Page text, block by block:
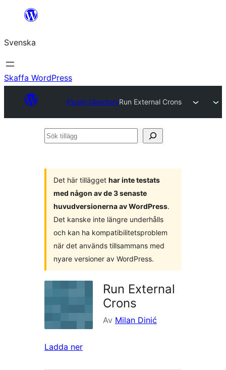
Hoppa
innehåll
Svenska
Skaffa WordPress
Plugin DirectoryRun External Crons
Sök
Det här tillägget har inte testats
med någon av de 3 senaste
huvudversionerna av WordPress.
Det kanske inte längre underhålls
och kan ha kompatibilitetsproblem
när det används tillsammans med
nyare versioner av WordPress.
Run External
Crons
Av Milan Dinić
Ladda ner